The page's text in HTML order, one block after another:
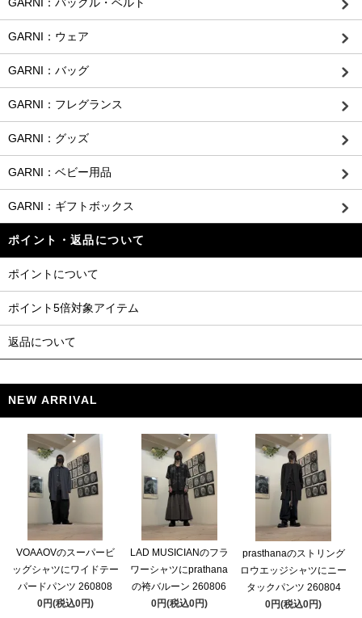
GARNI：ウェア
GARNI：バッグ
GARNI：フレグランス
GARNI：グッズ
GARNI：ベビー用品
GARNI：ギフトボックス
ポイント・返品について
ポイントについて
ポイント5倍対象アイテム
返品について
NEW ARRIVAL
VOAAOVのスーパービ
ッグシャツにワイドテー
パードパンツ 260808
0円(税込0円)
LAD MUSICIANのフラ
ワーシャツにprathana
の袴バルーン 260806
0円(税込0円)
prasthanaのストリング
ロウエッジシャツにニー
タックパンツ 260804
0円(税込0円)